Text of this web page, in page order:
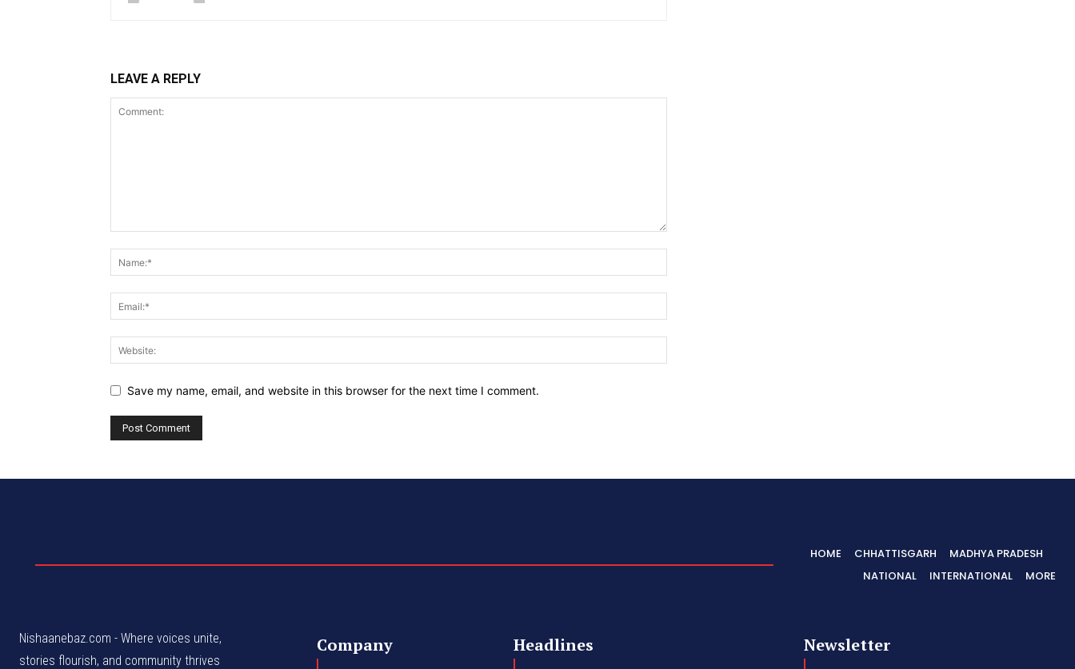
LEAVE A REPLY
Save my name, email, and website in this browser for the next time I comment.
HOME CHHATTISGARH
MADHYA PRADESH
NATIONAL
INTERNATIONAL MORE
Nishaanebaz.com - Where voices unite,
stories flourish, and community thrives
Company Headlines Newsletter